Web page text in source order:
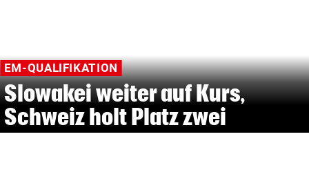
EM-QUALIFIKATION
Slowakei weiter auf Kurs,
Schweiz holt Platz zwei